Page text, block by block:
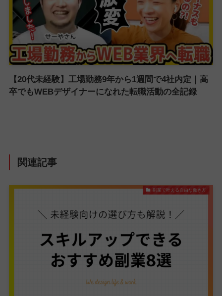
【20代未経験】工場勤務9年から1週間で4社内定｜高
卒でもWEBデザイナーになれた転職活動の全記録
関連記事
副業で叶える自由な働き方